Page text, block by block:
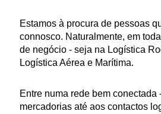
Estamos à procura de pessoas
connosco. Naturalmente, em
de negócio - seja na Logística
Logística Aérea e Marítima.
Entre numa rede bem conectada
mercadorias até aos contactos